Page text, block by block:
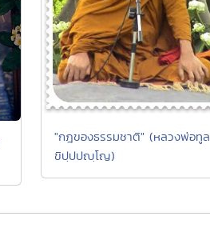
"กฎของธรรมชาติ" (หลวงพ่อทูล
ขิปฺปปญฺโญ)